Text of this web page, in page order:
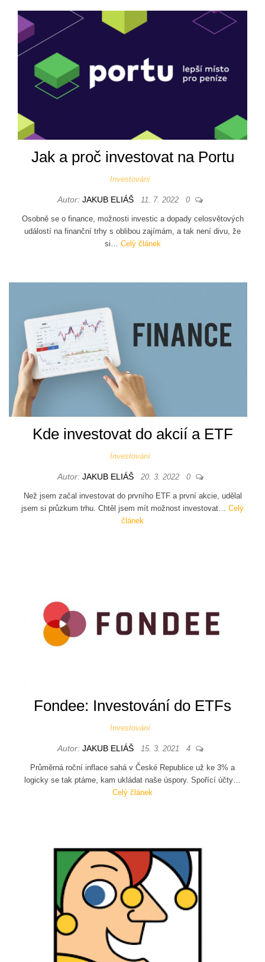
Jak a proč investovat na Portu
Investování
Autor: JAKUB ELIÁŠ 11. 7. 2022 0
Osobně se o finance, možnosti investic a dopady celosvětových
událostí na finanční trhy s oblibou zajímám, a tak není divu, že
si… Celý článek
Kde investovat do akcií a ETF
Investování
Autor: JAKUB ELIÁŠ 20. 3. 2022 0
Než jsem začal investovat do prvního ETF a první akcie, udělal
jsem si průzkum trhu. Chtěl jsem mít možnost investovat… Celý
článek
Fondee: Investování do ETFs
Investování
Autor: JAKUB ELIÁŠ 15. 3. 2021 4
Průměrná roční inflace sahá v České Republice už ke 3% a
logicky se tak ptáme, kam ukládat naše úspory. Spořící účty…
Celý článek